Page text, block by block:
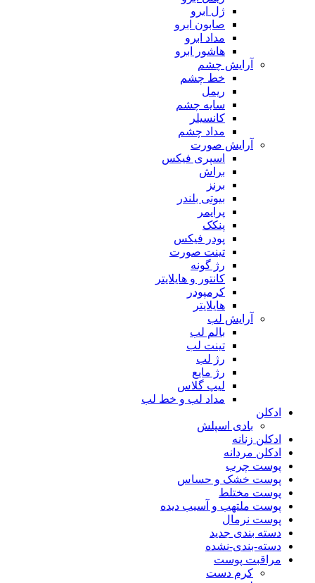
ژل ابرو
صابون ابرو
مداد ابرو
هاشور ابرو
آرایش چشم
خط چشم
ریمل
سایه چشم
کانسیلر
مداد چشم
آرایش صورت
اسپری فیکس
براش
برنز
بیوتی بلندر
پرایمر
پنکک
پودر فیکس
تینت صورت
رژ گونه
کانتور و هایلایتر
کرمپودر
هایلایتر
آرایش لب
بالم لب
تینت لب
رژ لب
رژ مایع
لیپ گلاس
مداد لب و خط لب
ادکلن
بادی اسپلش
ادکلن زنانه
ادکلن مردانه
پوست چرب
پوست خشک و حساس
پوست مختلط
پوست ملتهب و آسیب دیده
پوست نرمال
دسته بندی جدید
دسته-بندی-نشده
مراقبت پوست
کرم دست